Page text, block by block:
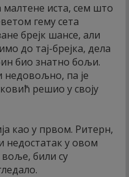
малтене иста, сем што
гему сета
брејк шансе, али
до тај-брејка, дела
био знатно бољи.
недовољно, па је
решио у своју
као у првом. Ритерн,
недостатак у овом
били су